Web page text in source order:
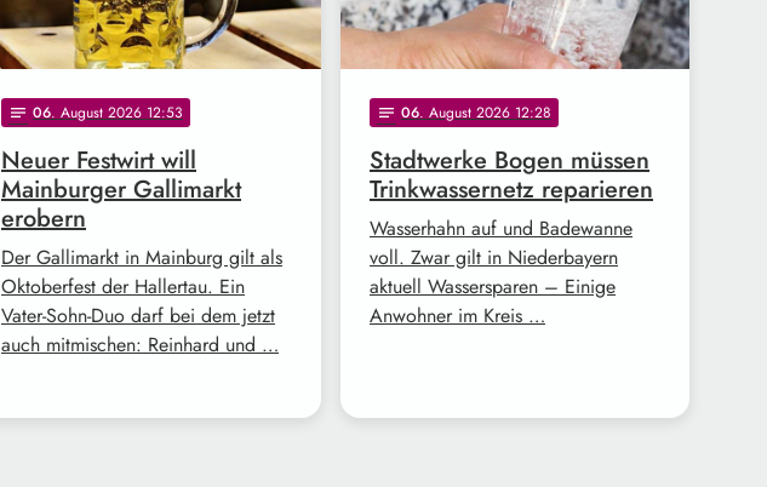
notes 06. August 2026 12:53
Neuer Festwirt will
Mainburger Gallimarkt
erobern
Der Gallimarkt in Mainburg gilt als
Oktoberfest der Hallertau. Ein
Vater-Sohn-Duo darf bei dem jetzt
auch mitmischen: Reinhard und …
notes 06. August 2026 12:28
Stadtwerke Bogen müssen
Trinkwassernetz reparieren
Wasserhahn auf und Badewanne
voll. Zwar gilt in Niederbayern
aktuell Wassersparen – Einige
Anwohner im Kreis …